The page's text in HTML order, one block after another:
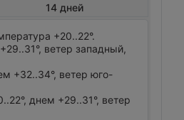
14 дней
+20..22°.
ветер западный,
+32..34°, ветер юго-
днем +29..31°, ветер